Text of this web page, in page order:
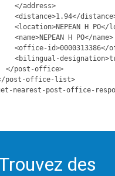
</address>
<distance>1.94</
<location>NEPEAN H
<name>NEPEAN H PO</name>
<office-
<bilingual-
</post-office>
post-office-list>
nearest-post-office-
des